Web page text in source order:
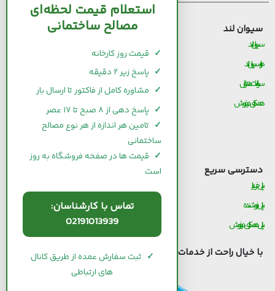
سیوان لند
سیوان لند
درباره سیوان لند
سوالات متداول
همکاری در فروش
قیمت مصالح ساختمانی
قیمت و خرید کاشی و سرامیک
قیمت و خرید آجر
قیمت و خرید گچ
قیمت و خرید شیرآلات
دسترسی سریع
پنل خریدار
پنل فروشنده
پنل همکاری در فروش
با خیال راحت از خدمات سیوان لنداستفاده کنید.
استعلام قیمت لحظه‌ای
مصالح ساختمانی
✓ قیمت روز کارخانه
✓ پاسخ زیر ۲ دقیقه
✓ مشاوره کامل از فاکتور تا ارسال بار
✓ پاسخ دهی از ۸ صبح تا ۱۷ عصر
✓ تامین هر اندازه از هر نوع مصالح
ساختمانی
✓ قیمت ها در صفحه فروشگاه به روز
است
تماس با کارشناسان:
02191013939
✓ ثبت سفارش عمده از طریق کانال
های ارتباطی